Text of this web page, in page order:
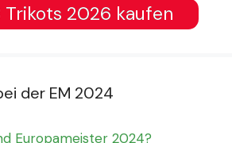
Trikots 2026 kaufen
der EM 2024
Europameister 2024?